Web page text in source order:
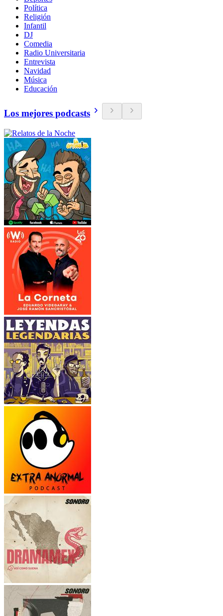
Política
Religión
Infantil
DJ
Comedia
Radio Universitaria
Entrevista
Navidad
Música
Educación
Los mejores podcasts